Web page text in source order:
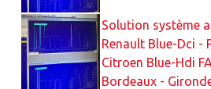
Solution système
Renault Blue-Dci -
Citroen Blue-Hdi
Bordeaux -